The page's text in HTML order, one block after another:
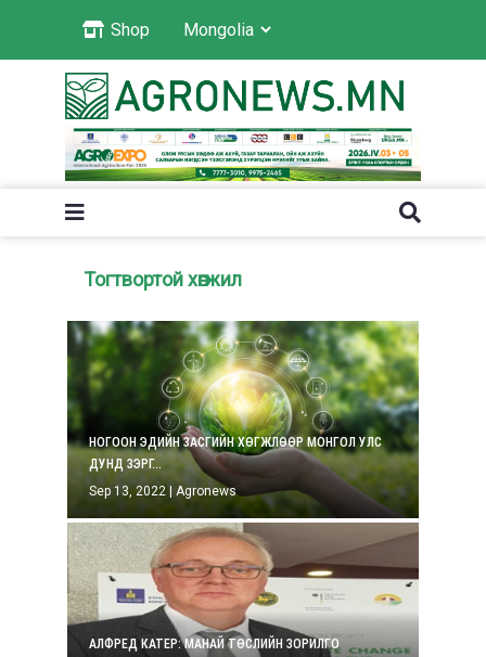
Shop
Тогтвортой хөгжил
НОГООН ЭДИЙН ЗАСГИЙН ХӨГЖЛӨӨР МОНГОЛ УЛС
ДУНД ЗЭРГ...
Sep 13, 2022 | Agronews
АЛФРЕД КАТЕР: МАНАЙ ТӨСЛИЙН ЗОРИЛГО